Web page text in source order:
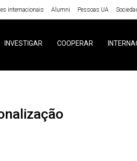
internacionais Alumni Pessoas UA
INVESTIGAR COOPERAR